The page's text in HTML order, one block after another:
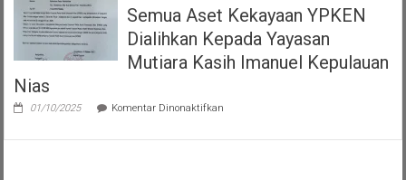
Semua Aset Kekayaan YPKEN
Dialihkan Kepada Yayasan
Mutiara Kasih Imanuel Kepulauan
Nias
01/10/2025 Komentar Dinonaktifkan